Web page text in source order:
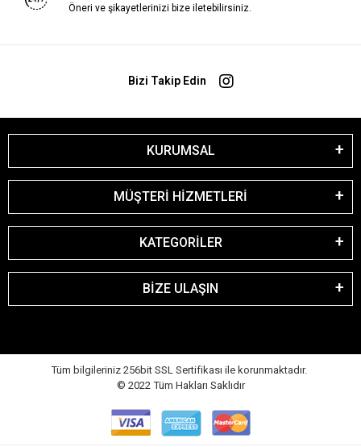
Öneri ve şikayetlerinizi bize iletebilirsiniz.
Bizi Takip Edin
KURUMSAL
MÜŞTERİ HİZMETLERİ
KATEGORİLER
BİZE ULAŞIN
Tüm bilgileriniz 256bit SSL Sertifikası ile korunmaktadır.
© 2022 Tüm Hakları Saklıdır